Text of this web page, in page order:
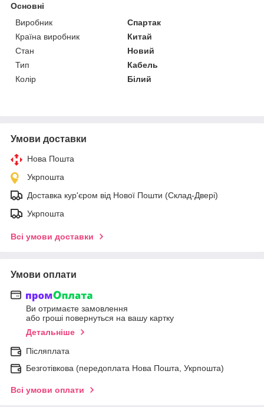
Основні
Виробник
Спартак
Країна виробник
Китай
Стан
Новий
Тип
Кабель
Колір
Білий
Умови доставки
Нова Пошта
Укрпошта
Доставка кур'єром від Нової Пошти (Склад-Двері)
Укрпошта
Всі умови доставки
Умови оплати
Ви отримаєте замовлення
або гроші повернуться на вашу картку
Детальніше
Післяплата
Безготівкова (передоплата Нова Пошта, Укрпошта)
Всі умови оплати